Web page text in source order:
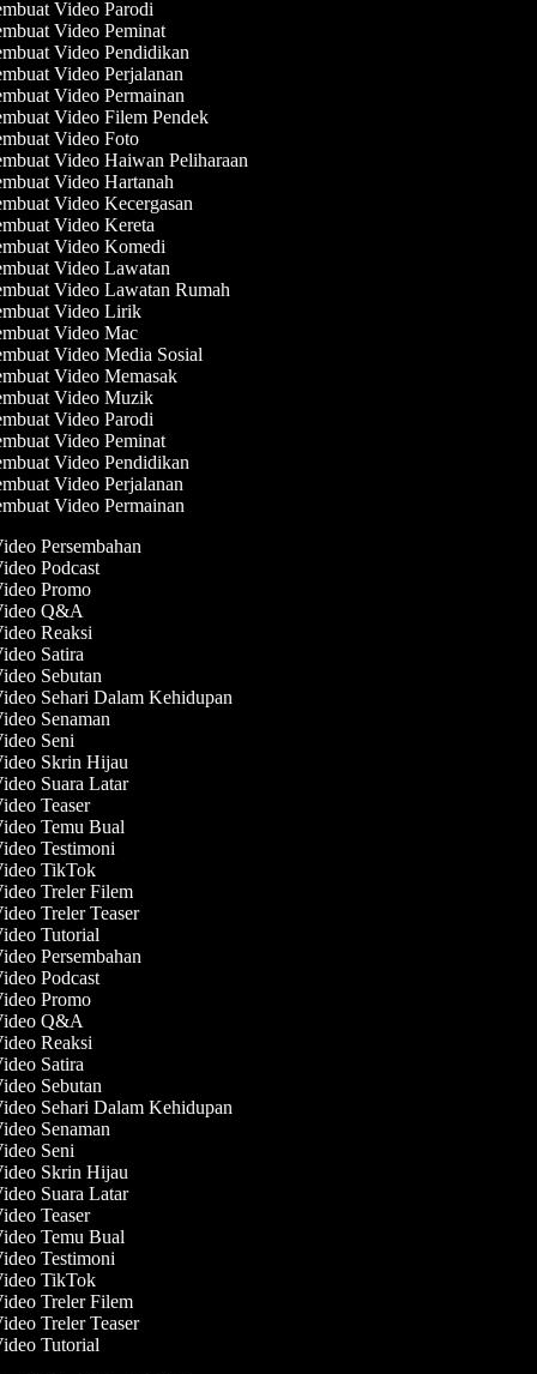
Video Parodi
Video Peminat
Video Pendidikan
Video Perjalanan
Video Permainan
Video Filem Pendek
Video Foto
Video Haiwan Peliharaan
Video Hartanah
Video Kecergasan
Video Kereta
Video Komedi
Video Lawatan
Video Lawatan Rumah
Video Lirik
Video Mac
Video Media Sosial
Video Memasak
Video Muzik
Video Parodi
Video Peminat
Video Pendidikan
Video Perjalanan
Video Permainan
Persembahan
Podcast
Promo
Q&A
Reaksi
Satira
Sebutan
Sehari Dalam Kehidupan
Senaman
Seni
Skrin Hijau
Suara Latar
Teaser
Temu Bual
Testimoni
TikTok
Treler Filem
Treler Teaser
Tutorial
Persembahan
Podcast
Promo
Q&A
Reaksi
Satira
Sebutan
Sehari Dalam Kehidupan
Senaman
Seni
Skrin Hijau
Suara Latar
Teaser
Temu Bual
Testimoni
TikTok
Treler Filem
Treler Teaser
Tutorial